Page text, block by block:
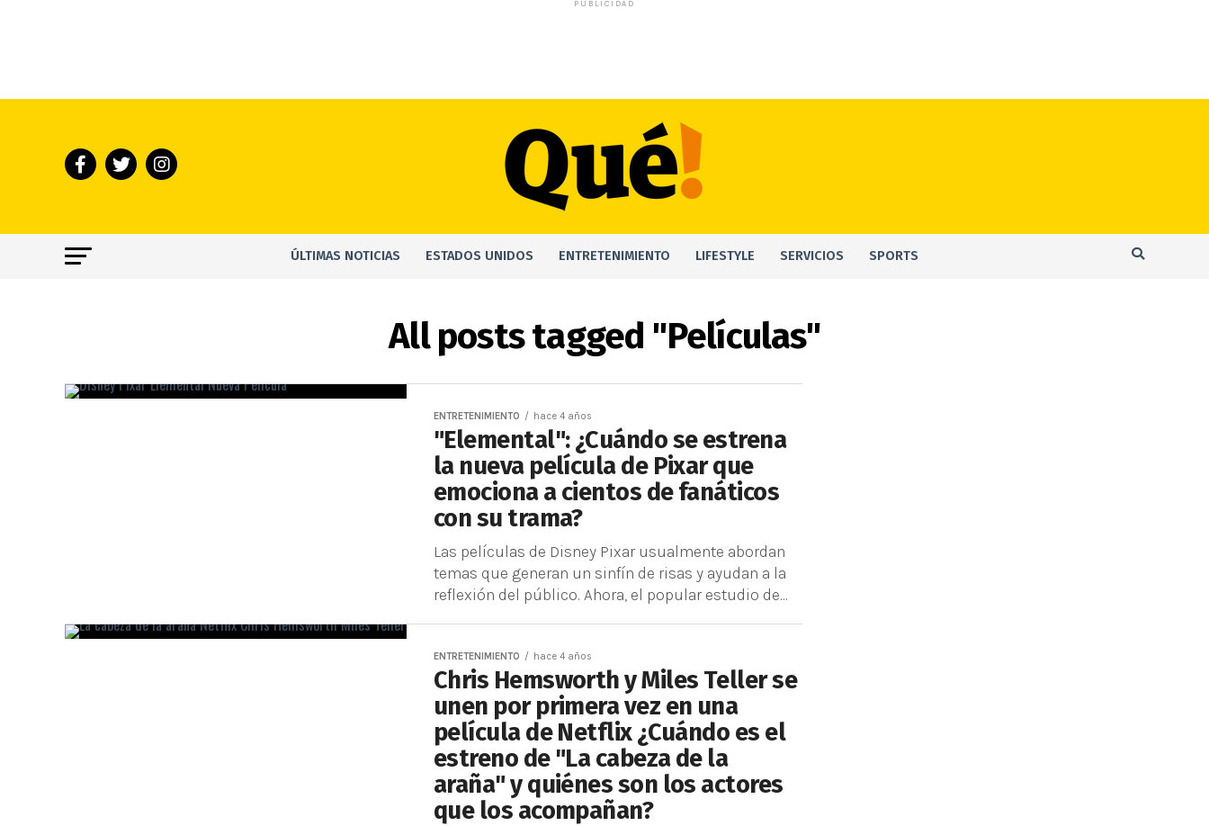
PUBLICIDAD
ÚLTIMAS NOTICIAS ESTADOS UNIDOS ENTRETENIMIENTO LIFESTYLE SERVICIOS SPORTS
All posts tagged "Películas"
ENTRETENIMIENTO hace 4 años
"Elemental": ¿Cuándo se estrena
la nueva película de Pixar que
emociona a cientos de fanáticos
con su trama?
Las películas de Disney Pixar usualmente abordan
temas que generan un sinfín de risas y ayudan a la
reflexión del público. Ahora, el popular estudio de...
ENTRETENIMIENTO hace 4 años
Chris Hemsworth y Miles Teller se
unen por primera vez en una
película de Netflix ¿Cuándo es el
estreno de "La cabeza de la
araña" y quiénes son los actores
que los acompañan?